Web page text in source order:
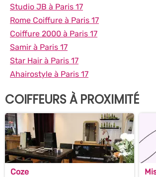
Studio JB à Paris 17
Rome Coiffure à Paris 17
Coiffure 2000 à Paris 17
Samir à Paris 17
Star Hair à Paris 17
Ahairostyle à Paris 17
COIFFEURS À PROXIMITÉ
Coze